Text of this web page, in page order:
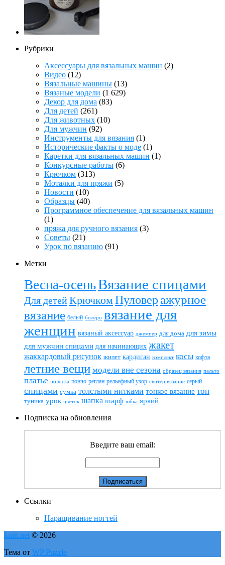
Рубрики
Аксессуары для вязальных машин (2)
Видео (12)
Вязальные машины (13)
Вязаные модели (1 629)
Декор для дома (83)
Для детей (261)
Для животных (10)
Для мужчин (92)
Инструменты для вязания (1)
Исторические факты о моде (1)
Каретки для вязальных машин (1)
Конкурсные работы (6)
Крючком (313)
Моталки для пряжи (5)
Новости (10)
Образцы (40)
Программное обеспечение для вязальных машин
(1)
пряжа для ручного вязания (3)
Советы (21)
Урок по вязанию (91)
Метки
Весна-осеньВязание спицами
Для детейКрючкомПуловер ажурное
вязание белый болеро вязание для
женщин вязаный аксессуар джемпер для дома для зимы
для мужчин спицами для начинающих жакет
жаккардовый рисунок жилет кардиган комплект косы кофта
летние вещи модели вне сезона образец вязания пальто
платье полоска пончо реглан рельефный узор свитер вязание серый
спицами сумка толстыми нитками тонкое вязание топ
туника урок цветок шапка шарф юбка яркий
Подписка на обновления
Введите ваш email:
Ссылки
Наращивание ногтей
knitt.net © 2026
Тема от WP Puzzle